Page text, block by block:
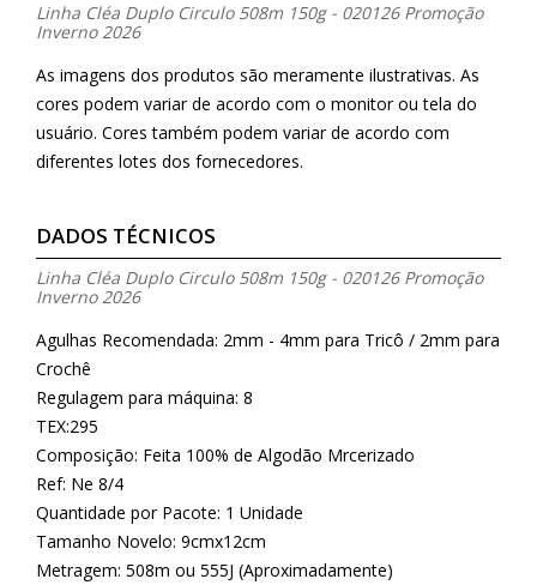
Linha Cléa Duplo Circulo 508m 150g - 020126 Promoção
Inverno 2026
As imagens dos produtos são meramente ilustrativas. As
cores podem variar de acordo com o monitor ou tela do
usuário. Cores também podem variar de acordo com
diferentes lotes dos fornecedores.
DADOS TÉCNICOS
Linha Cléa Duplo Circulo 508m 150g - 020126 Promoção
Inverno 2026
Agulhas Recomendada: 2mm - 4mm para Tricô / 2mm para
Crochê
Regulagem para máquina: 8
TEX:295
Composição: Feita 100% de Algodão Mrcerizado
Ref: Ne 8/4
Quantidade por Pacote: 1 Unidade
Tamanho Novelo: 9cmx12cm
Metragem: 508m ou 555J (Aproximadamente)